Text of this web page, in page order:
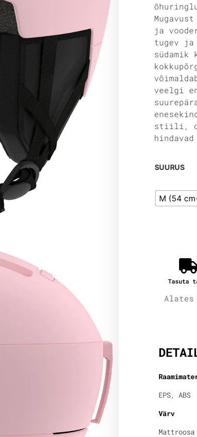
ja
tugev ja
südamik
veelgi
stiili,
SUURUS
M (54
Tasuta
Alates
EPS, ABS
Värv
Mattroosa